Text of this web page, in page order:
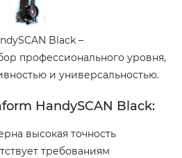
Black –
профессионального уровня,
и универсальностью.
HandySCAN Black:
высокая точность
требованиям